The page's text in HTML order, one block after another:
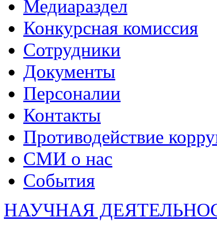
Медиараздел
Конкурсная комиссия
Сотрудники
Документы
Персоналии
Контакты
Противодействие
СМИ о нас
События
НАУЧНАЯ